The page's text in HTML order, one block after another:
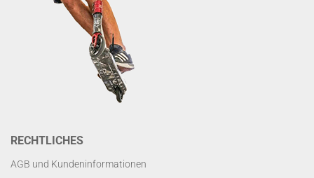
RECHTLICHES
AGB und Kundeninformationen